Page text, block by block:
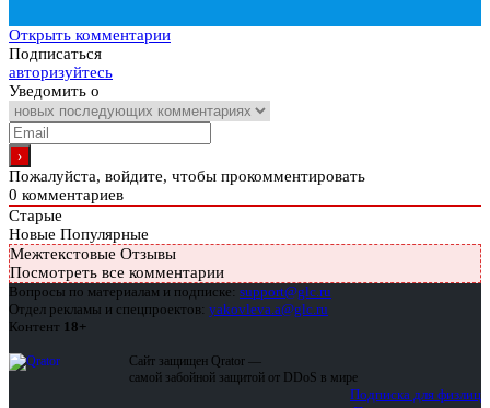
Открыть комментарии
Подписаться
авторизуйтесь
Уведомить о
Пожалуйста, войдите, чтобы прокомментировать
0 комментариев
Старые
Новые Популярные
Межтекстовые Отзывы
Посмотреть все комментарии
Вопросы по материалам и подписке: support@glc.ru
Отдел рекламы и спецпроектов: yakovleva.a@glc.ru
Контент 18+
Сайт защищен Qrator —
самой забойной защитой от DDoS в мире
Подписка для физлиц